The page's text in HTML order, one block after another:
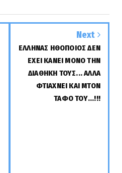
Next
ΕΛΛΗΝΑΣ ΗΘΟΠΟΙΟΣ ΔΕΝ
ΕΧΕΙ ΚΑΝΕΙ ΜΟΝΟ ΤΗΝ
ΔΙΑΘΗΚΗ ΤΟΥΣ... ΑΛΛΑ
ΦΤΙΑΧΝΕΙ ΚΑΙ ΜΤΟΝ
ΤΑΦΟ ΤΟΥ...!!!